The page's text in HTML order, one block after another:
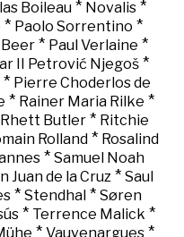
Boileau * Novalis *
* Paolo Sorrentino *
Beer * Paul Verlaine *
II Petrović Njegoš *
* Pierre Choderlos de
* Rainer Maria Rilke *
Rhett Butler* Ritchie
Rolland* Rosalind
* Samuel Noah
Juan de la Cruz * Saul
* Stendhal * Søren
* Terrence Malick *
* Vauvenargues *